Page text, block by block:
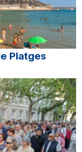
Platges